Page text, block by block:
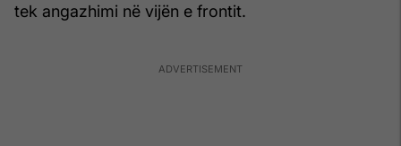
tek angazhimi në vijën e frontit.